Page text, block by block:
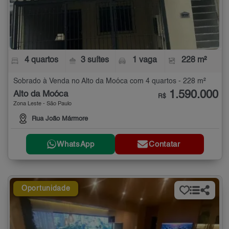
4 quartos 3 suítes 1 vaga 228 m²
Sobrado à Venda no Alto da Moóca com 4 quartos - 228 m²
Alto da Moóca
Zona Leste - São Paulo
Rua João Mármore
R$ 1.590.000
WhatsApp Contatar
Oportunidade